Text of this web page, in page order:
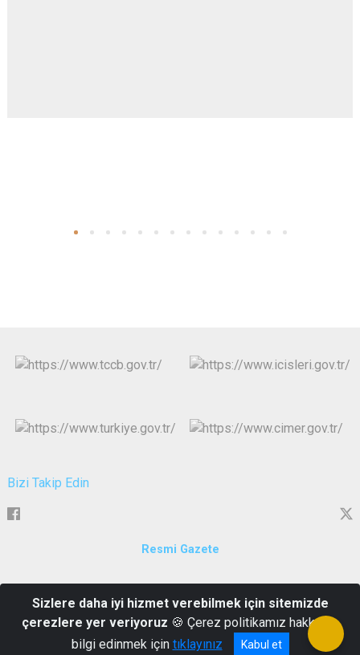
Bizi Takip Edin
Resmi Gazete
Giresun
0(454) 282 0 282
Sizlere daha iyi hizmet verebilmek için sitemizde
çerezlere yer veriyoruz 🍪 Çerez politikamız hakkında
bilgi edinmek için tıklayınız Kabul et